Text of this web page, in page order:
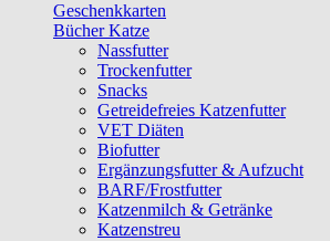
Geschenkkarten
Bücher Katze
Nassfutter
Trockenfutter
Snacks
Getreidefreies Katzenfutter
VET Diäten
Biofutter
Ergänzungsfutter & Aufzucht
BARF/Frostfutter
Katzenmilch & Getränke
Katzenstreu